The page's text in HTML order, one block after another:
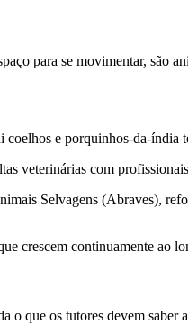
para se movimentar, são
e porquinhos-da-
veterinárias com
Selvagens (Abraves),
crescem continuamente ao
o que os tutores devem saber